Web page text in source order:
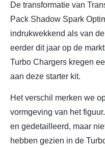
De transformatie van
Pack Shadow Spark
indrukwekkend als van
eerder dit jaar op de
Turbo Chargers kregen
aan deze starter kit.
Het verschil merken we
vormgeving van het
en gedetailleerd, maar
hebben gezien in de